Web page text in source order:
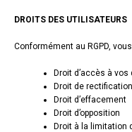
DROITS DES UTILISATEURS
Conformément au RGPD,
Droit d’accès à vos
Droit de rectification
Droit d’effacement
Droit d’opposition
Droit à la limitation